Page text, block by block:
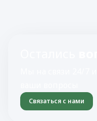
Связаться с нами